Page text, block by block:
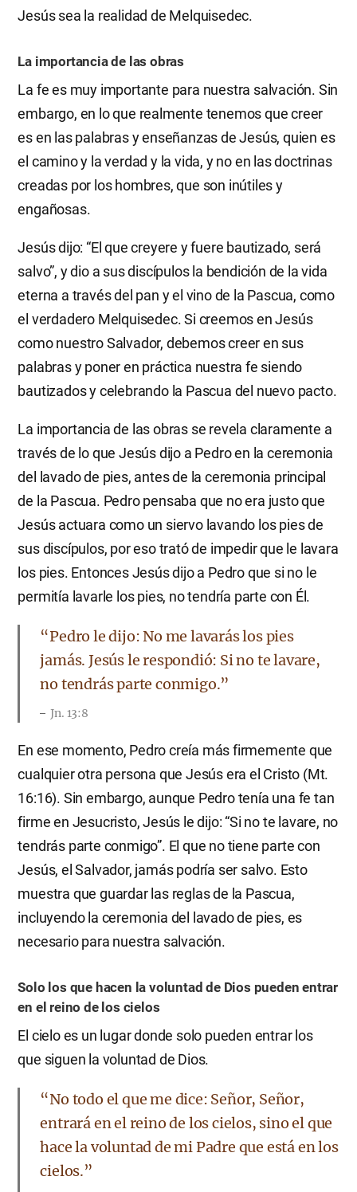
Jesús sea la realidad de Melquisedec.
La importancia de las obras
La fe es muy importante para nuestra salvación. Sin
embargo, en lo que realmente tenemos que creer
es en las palabras y enseñanzas de Jesús, quien es
el camino y la verdad y la vida, y no en las doctrinas
creadas por los hombres, que son inútiles y
engañosas.
Jesús dijo: “El que creyere y fuere bautizado, será
salvo”, y dio a sus discípulos la bendición de la vida
eterna a través del pan y el vino de la Pascua, como
el verdadero Melquisedec. Si creemos en Jesús
como nuestro Salvador, debemos creer en sus
palabras y poner en práctica nuestra fe siendo
bautizados y celebrando la Pascua del nuevo pacto.
La importancia de las obras se revela claramente a
través de lo que Jesús dijo a Pedro en la ceremonia
del lavado de pies, antes de la ceremonia principal
de la Pascua. Pedro pensaba que no era justo que
Jesús actuara como un siervo lavando los pies de
sus discípulos, por eso trató de impedir que le lavara
los pies. Entonces Jesús dijo a Pedro que si no le
permitía lavarle los pies, no tendría parte con Él.
“Pedro le dijo: No me lavarás los pies
jamás. Jesús le respondió: Si no te lavare,
no tendrás parte conmigo.”
Jn. 13:8
En ese momento, Pedro creía más firmemente que
cualquier otra persona que Jesús era el Cristo (Mt.
16:16). Sin embargo, aunque Pedro tenía una fe tan
firme en Jesucristo, Jesús le dijo: “Si no te lavare, no
tendrás parte conmigo”. El que no tiene parte con
Jesús, el Salvador, jamás podría ser salvo. Esto
muestra que guardar las reglas de la Pascua,
incluyendo la ceremonia del lavado de pies, es
necesario para nuestra salvación.
Solo los que hacen la voluntad de Dios pueden entrar
en el reino de los cielos
El cielo es un lugar donde solo pueden entrar los
que siguen la voluntad de Dios.
“No todo el que me dice: Señor, Señor,
entrará en el reino de los cielos, sino el que
hace la voluntad de mi Padre que está en los
cielos.”